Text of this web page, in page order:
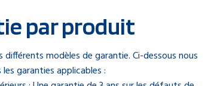
par produit
différents modèles de garantie. Ci-dessous nous
garanties applicables :